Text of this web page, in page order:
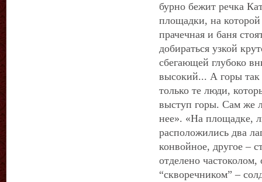
бурно бежит речка
площадки, на которой
прачечная и баня
добираться узкой
сбегающей глубоко
высокий... А горы так
только те люди,
выступ горы. Сам же
нее». «На площадке,
расположились два
конвойное, другое –
отделено
“скворечником” –